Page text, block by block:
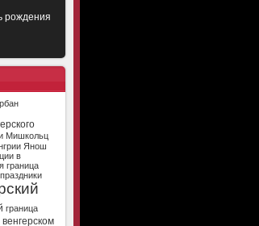
рождения
Мишкольц
Янош
в
граница
граница